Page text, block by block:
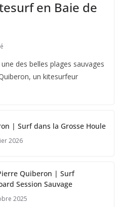
en Baie de
des belles plages sauvages
un kitesurfeur
| Surf dans la Grosse Houle
2026
Quiberon | Surf
Session Sauvage
2025